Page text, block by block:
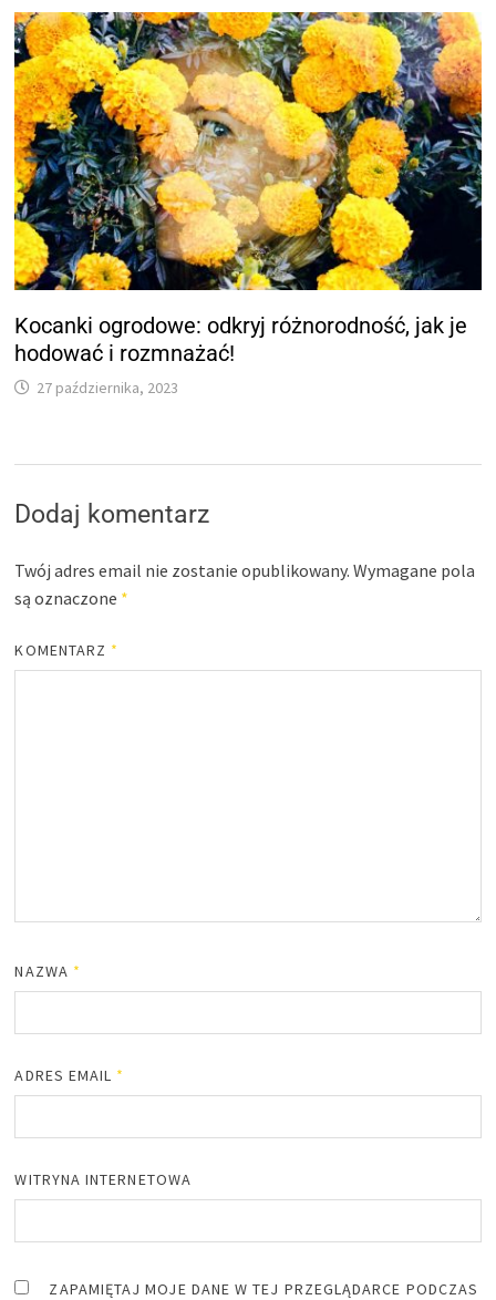
Kocanki ogrodowe: odkryj różnorodność, jak je
hodować i rozmnażać!
27 października, 2023
Dodaj komentarz
Twój adres email nie zostanie opublikowany. Wymagane pola
są oznaczone *
KOMENTARZ *
NAZWA *
ADRES EMAIL *
WITRYNA INTERNETOWA
ZAPAMIĘTAJ MOJE DANE W TEJ PRZEGLĄDARCE PODCZAS